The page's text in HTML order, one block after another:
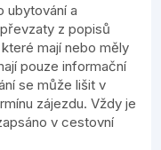
ubytování a
z popisů
mají nebo měly
pouze informační
se může lišit v
zájezdu. Vždy je
v cestovní